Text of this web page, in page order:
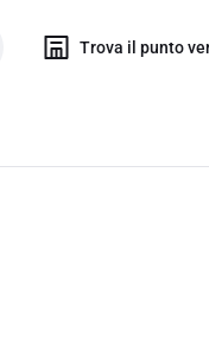
Trova il punto